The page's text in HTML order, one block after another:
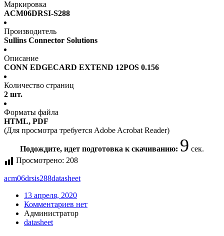
Маркировка
ACM06DRSI-S288
Производитель
Sullins Connector Solutions
Описание
CONN EDGECARD EXTEND 12POS 0.156
Количество страниц
2 шт.
Форматы файла
HTML, PDF
(Для просмотра требуется Adobe Acrobat Reader)
Подождите, идет подготовка к скачиванию: 9 сек.
Просмотрено: 208
acm06drsis288datasheet
13 апреля, 2020
Комментариев нет
Администратор
datasheet